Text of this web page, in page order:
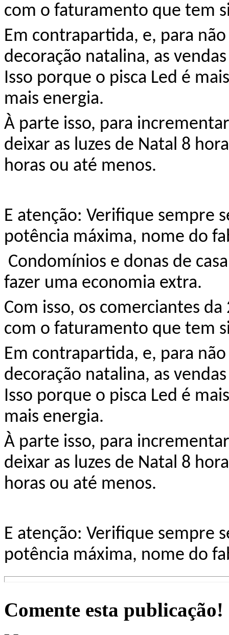
com o faturamento que tem
Em contrapartida, e, para
decoração natalina, as
Isso porque o pisca Led é
mais energia.
À parte isso, para
deixar as luzes de Natal 8
horas ou até menos.
E atenção: Verifique sempre
potência máxima, nome do
Condomínios e donas de
fazer uma economia extra.
Com isso, os comerciantes da
com o faturamento que tem
Em contrapartida, e, para
decoração natalina, as
Isso porque o pisca Led é
mais energia.
À parte isso, para
deixar as luzes de Natal 8
horas ou até menos.
E atenção: Verifique sempre
potência máxima, nome do
Comente esta publicação!